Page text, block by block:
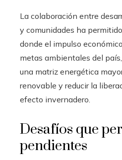
La colaboración entre
y comunidades ha
donde el impulso
metas ambientales del
una matriz energética
renovable y reducir la
efecto invernadero.
Desafíos que
pendientes